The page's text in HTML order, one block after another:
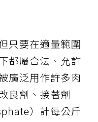
只要在適量範圍
都屬合法、允許
廣泛用作許多肉
良劑、接著劑
）計每公斤